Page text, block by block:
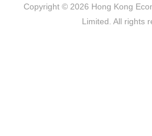
Copyright © 2026 Hong Kong
Limited. All rights